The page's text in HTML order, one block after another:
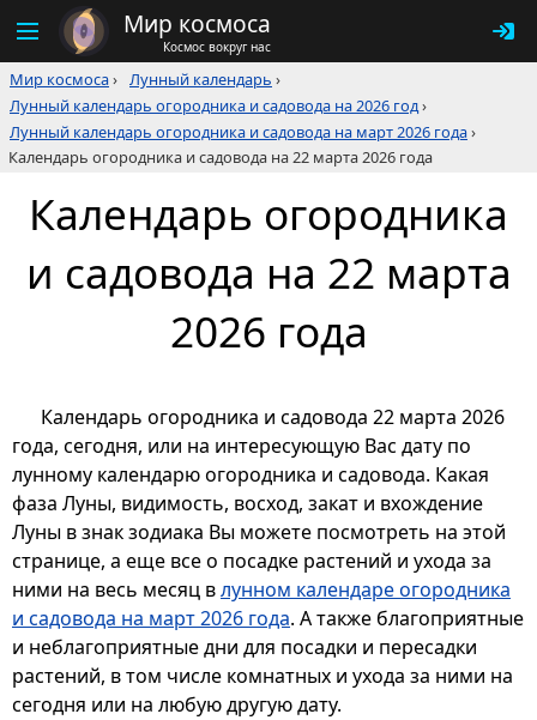
Мир космоса
Космос вокруг нас
Мир космоса› Лунный календарь ›
Лунный календарь огородника и садовода на 2026 год›
Лунный календарь огородника и садовода на март 2026 года›
Календарь огородника и садовода на 22 марта 2026 года
Календарь огородника
и садовода на 22 марта
2026 года
Календарь огородника и садовода 22 марта 2026
года, сегодня, или на интересующую Вас дату по
лунному календарю огородника и садовода. Какая
фаза Луны, видимость, восход, закат и вхождение
Луны в знак зодиака Вы можете посмотреть на этой
странице, а еще все о посадке растений и ухода за
ними на весь месяц влунном календаре огородника
и садовода на март 2026 года. А также благоприятные
и неблагоприятные дни для посадки и пересадки
растений, в том числе комнатных и ухода за ними на
сегодня или на любую другую дату.